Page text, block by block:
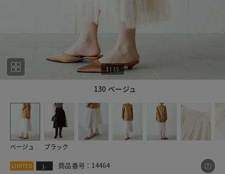
130 ベージュ
1 | 15
ベージュ ブラック
LIMITED j. 商品番号：14464